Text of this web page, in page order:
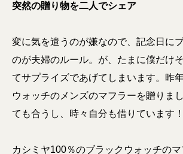
突然の贈り物を二人でシェア
変に気を遣うのが嫌なので、記念日に
のが夫婦のルール。が、たまに僕だけ
てサプライズであげてしまいます。昨
ウォッチのメンズのマフラーを贈りま
ても合うし、時々自分も借りています！
カシミヤ100％のブラックウォッチの